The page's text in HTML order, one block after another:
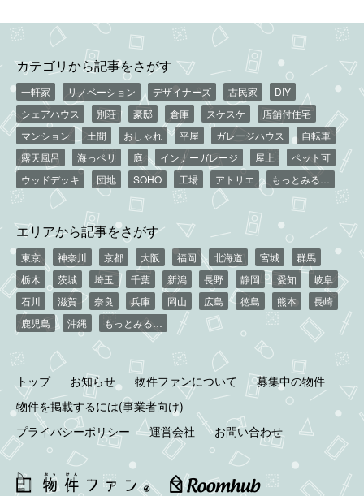
カテゴリから記事をさがす
一軒家 リノベーション デザイナーズ 古民家
DIY
シェアハウス
別荘 豪邸 倉庫 スケスケ
店舗付住宅
マンション
土間 おしゃれ 平屋 ガレージハウス
自転車
露天風呂
海っペリ 庭 インナーガレージ 屋上
ペット可
ウッドデッキ
団地 SOHO 工場 アトリエ もっとみる…
エリアから記事をさがす
東京 神奈川 京都 大阪 福岡 北海道 宮城
群馬
栃木
茨城 埼玉 千葉 新潟 長野 静岡 愛知
岐阜
石川
滋賀 奈良 兵庫 岡山 広島 徳島 熊本
長崎
鹿児島
沖縄 もっとみる…
トップ お知らせ 物件ファンについて
募集中の物件
物件を掲載するには(事業者向け)
プライバシーポリシー
運営会社 お問い合わせ